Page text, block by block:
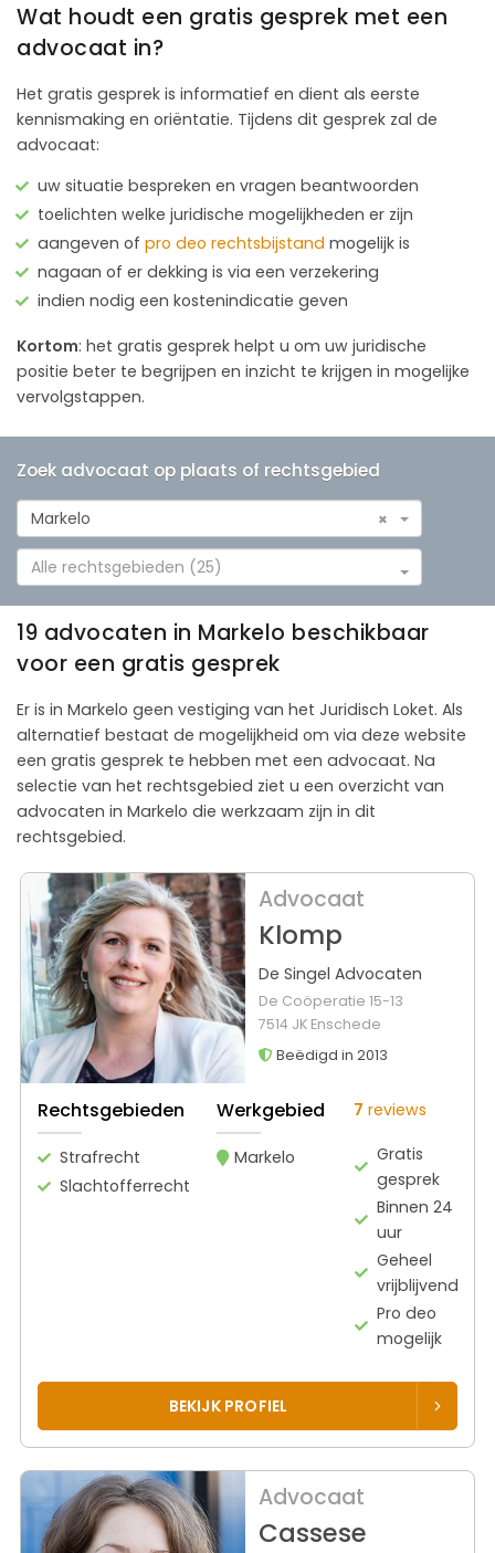
Wat houdt een gratis gesprek met een
advocaat in?
Het gratis gesprek is informatief en dient als eerste
kennismaking en oriëntatie. Tijdens dit gesprek zal de
advocaat:
uw situatie bespreken en vragen beantwoorden
toelichten welke juridische mogelijkheden er zijn
aangeven of pro deo rechtsbijstand mogelijk is
nagaan of er dekking is via een verzekering
indien nodig een kostenindicatie geven
Kortom: het gratis gesprek helpt u om uw juridische
positie beter te begrijpen en inzicht te krijgen in mogelijke
vervolgstappen.
Zoek advocaat op plaats of rechtsgebied
×
Markelo
Alle rechtsgebieden (25)
19 advocaten in Markelo beschikbaar
voor een gratis gesprek
Er is in Markelo geen vestiging van het Juridisch Loket. Als
alternatief bestaat de mogelijkheid om via deze website
een gratis gesprek te hebben met een advocaat. Na
selectie van het rechtsgebied ziet u een overzicht van
advocaten in Markelo die werkzaam zijn in dit
rechtsgebied.
Advocaat
Klomp
De Singel Advocaten
De Coöperatie 15-13
7514 JK Enschede
Beëdigd in 2013
Rechtsgebieden
Strafrecht
Slachtofferrecht
Werkgebied
Markelo
7 reviews
Gratis
gesprek
Binnen 24
uur
Geheel
vrijblijvend
Pro deo
mogelijk
BEKIJK PROFIEL
Advocaat
Cassese